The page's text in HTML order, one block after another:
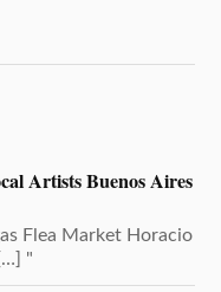
Artists Buenos Aires
Flea Market Horacio
"